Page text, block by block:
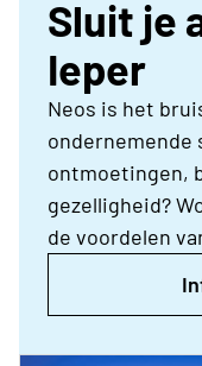
Sluit je
Ieper
Neos is het
ondernemende
ontmoetingen,
gezelligheid?
de voordelen